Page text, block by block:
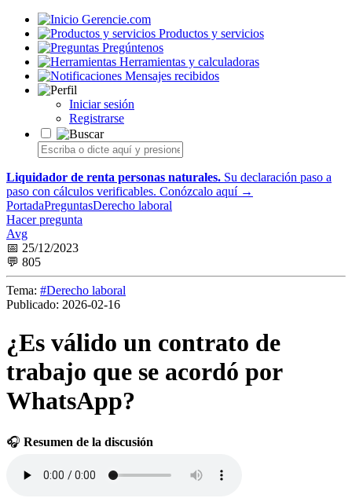
Gerencie.com
Productos y servicios
Pregúntenos
Herramientas y calculadoras
Mensajes recibidos
Iniciar sesión
Registrarse
Liquidador de renta personas naturales. Su declaración paso a
paso con cálculos verificables. Conózcalo aquí →
PortadaPreguntasDerecho laboral
Hacer pregunta
Avg
📅 25/12/2023
💬 805
Tema: #Derecho laboral
Publicado: 2026-02-16
¿Es válido un contrato de
trabajo que se acordó por
WhatsApp?
🎧 Resumen de la discusión